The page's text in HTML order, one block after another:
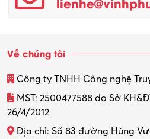
Về chúng tôi
Công ty TNHH Công nghệ
MST: 2500477588 do Sở
26/4/2012
Địa chỉ: Số 83 đường Hùng